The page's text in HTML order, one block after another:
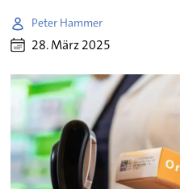
Peter Hammer
28. März 2025